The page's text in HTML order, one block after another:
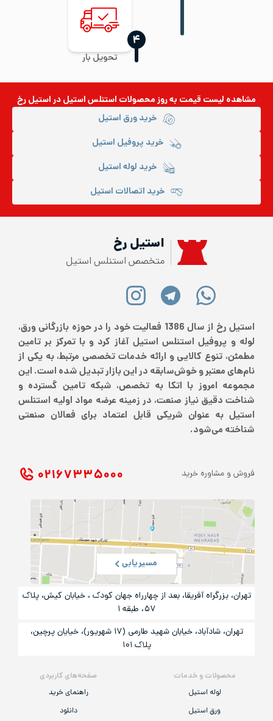
تحویل بار
‍۴
مشاهده لیست قیمت به روزمحصولات استنلس استیلدر استیل رخ
خرید ورق استیل
خرید پروفیل استیل
خرید لوله استیل
خرید اتصالات استیل
استیل رخ
متخصص استنلس استیل
استیل رخ از سال 1386 فعالیت خود را در حوزه بازرگانی ورق،
لوله و پروفیل استنلس استیل آغاز کرد و با تمرکز بر تامین
مطمئن، تنوع کالایی و ارائه خدمات تخصصی مرتبط، به یکی از
نام‌های معتبر و خوش‌سابقه در این بازار تبدیل شده است. این
مجموعه امروز با اتکا به تخصص، شبکه تامین گسترده و
شناخت دقیق نیاز صنعت، در زمینه عرضه مواد اولیه استنلس
استیل به عنوان شریکی قابل اعتماد برای فعالان صنعتی
شناخته می‌شود.
محصولات و خدمات
لوله استیل
ورق استیل
صفحه‌های کاربردی
راهنمای خرید
دانلود
فروش و مشاوره خرید ۰۲۱ ۶۷۳۳۵۰۰۰
مسیریابی
تهران، بزرگراه آفریقا، بعد از چهارراه جهان کودک ، خیابان کیش، پلاک
۵۷، طبقه ۱
تهران، شادآباد، خیابان شهید طارمی (۱۷ شهریور)، خیایان پرچین،
پلاک ۱۰۱